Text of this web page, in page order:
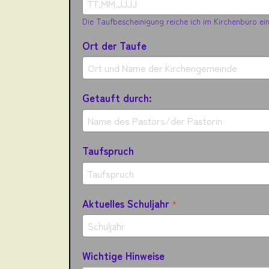
Die Taufbescheinigung reiche ich im Kirchenbüro
Ort der Taufe
Getauft durch:
Taufspruch
Aktuelles Schuljahr *
Wichtige Hinweise